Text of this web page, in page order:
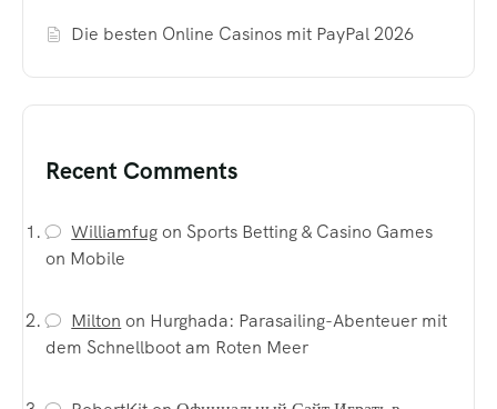
Die besten Online Casinos mit PayPal 2026
Recent Comments
Williamfugon Sports Betting & Casino Games
on Mobile
Milton on Hurghada: Parasailing-Abenteuer mit
dem Schnellboot am Roten Meer